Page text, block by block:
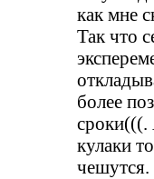
как мне
Так что
более
кулаки то
чешутся.